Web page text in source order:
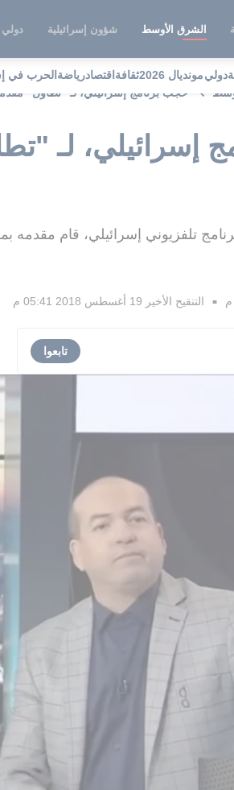
الشرق الأوسط شؤون إسرائيلية دولي
دوليمونديال 2026 ثقافة اقتصادرياضة الحرب في
حجب برنامج إسرائيلي، لـ "تطاول"
إسرائيلي، لـ
تلفزيوني إسرائيلي، قام مقدمه
■ التنقيح الأخير 19 أغسطس 2018 05:41 م
تابعوا